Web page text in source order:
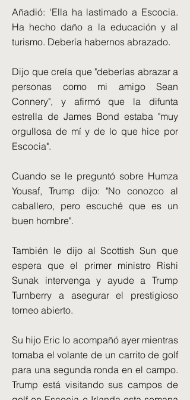
Añadió: 'Ella ha lastimado a Escocia.
Ha hecho daño a la educación y al
turismo. Debería habernos abrazado.
Dijo que creía que "deberías abrazar a
personas como mi amigo Sean
Connery", y afirmó que la difunta
estrella de James Bond estaba "muy
orgullosa de mí y de lo que hice por
Escocia".
Cuando se le preguntó sobre Humza
Yousaf, Trump dijo: "No conozco al
caballero, pero escuché que es un
buen hombre".
También le dijo al Scottish Sun que
espera que el primer ministro Rishi
Sunak intervenga y ayude a Trump
Turnberry a asegurar el prestigioso
torneo abierto.
Su hijo Eric lo acompañó ayer mientras
tomaba el volante de un carrito de golf
para una segunda ronda en el campo.
Trump está visitando sus campos de